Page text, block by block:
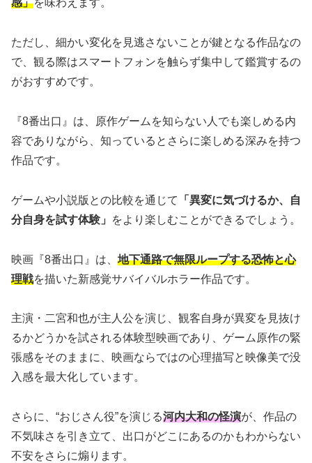
感」を味わえます。
ただし、細かい変化を見逃さないことが鍵となる作品なの
で、観る際はスマートフォンを触らず集中して鑑賞するの
がおすすめです。
『8番出口』は、原作ゲームを知らない人でも楽しめる内
容でありながら、知っているとさらに楽しめる深みを持つ
作品です。
ゲームや小説版との比較を通じて
「異変に気づけるか、自
分自身を試す体験」
をより楽しむことができるでしょう。
映画『8番出口』は、 地下通路で無限ループする恐怖と心
理戦を描いた新感覚サバイバルホラー作品です。
主演・二宮和也が主人公を演じ、観客自身が異変を見抜け
るかどうかを試される体験型映画であり、ゲーム原作の緊
張感をそのままに、映画ならではの心理描写と映像美で没
入感を最大化しています。
さらに、“おじさん役”を演じる河内大和の怪演が、作品の
不気味さを引き立て、出口がどこにあるのかもわからない
不安をさらに煽ります。